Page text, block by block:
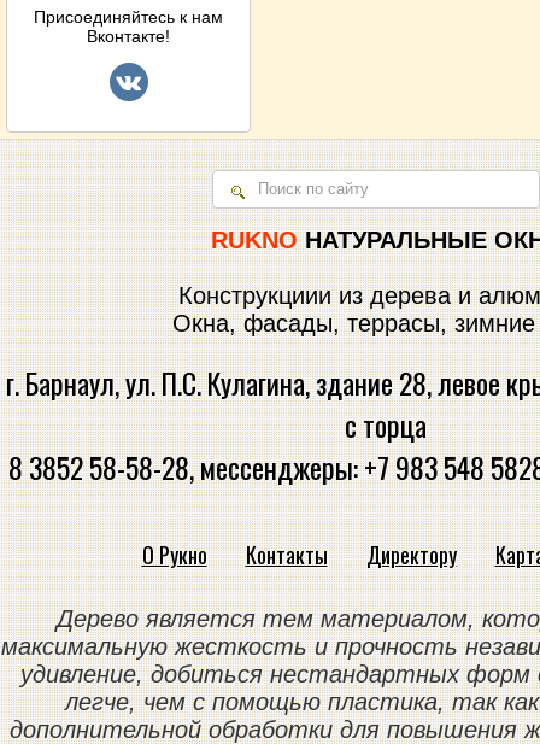
Присоединяйтесь к нам
Вконтакте!
RUKNOНАТУРАЛЬНЫЕ
Конструкциии из дерева и
Окна, фасады, террасы,
г. Барнаул, ул. П.С. Кулагина, здание 28, левое
с торца
8 3852 58-58-28, мессенджеры: +7 983 548
О Рукно Контакты Директору
Дерево является тем материалом,
максимальную жесткость и прочность
удивление, добиться нестандартных
легче, чем с помощью пластика, так
дополнительной обработки для